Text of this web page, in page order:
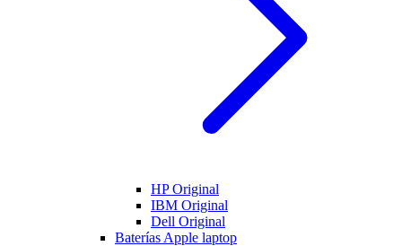
HP Original
IBM Original
Dell Original
Baterías Apple laptop